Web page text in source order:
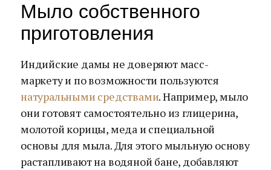
Мыло собственного
приготовления
Индийские дамы не доверяют масс-
маркету и по возможности пользуются
натуральными средствами. Например, мыло
они готовят самостоятельно из глицерина,
молотой корицы, меда и специальной
основы для мыла. Для этого мыльную основу
растапливают на водяной бане, добавляют